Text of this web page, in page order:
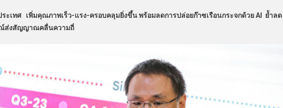
ระเทศ เพิ่มคุณภาพเร็ว-แรง-ครอบคลุมยิ่งขึ้น พร้อมลดการปล่อยก๊าซเรือนกระจกด้วย AI ย้ำลด
ส่งสัญญาณคลื่นความถี่